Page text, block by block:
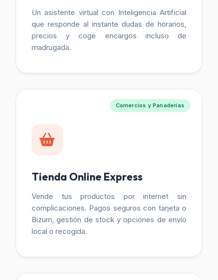
Un asistente virtual con Inteligencia Artificial
que responde al instante dudas de horarios,
precios y coge encargos incluso de
madrugada.
Comercios y Panaderías
Tienda Online Express
Vende tus productos por internet sin
complicaciones. Pagos seguros con tarjeta o
Bizum, gestión de stock y opciones de envío
local o recogida.